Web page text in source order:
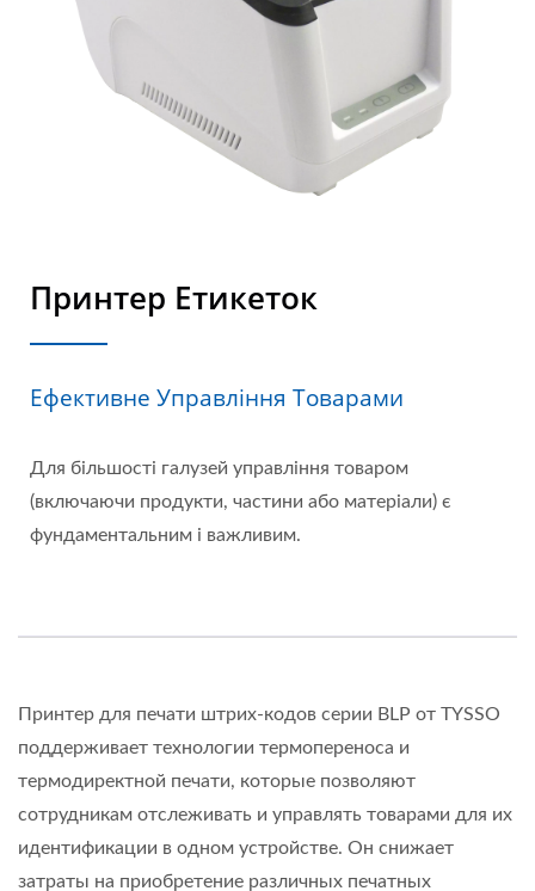
Принтер Етикеток
Ефективне Управління Товарами
Для більшості галузей управління товаром
(включаючи продукти, частини або матеріали) є
фундаментальним і важливим.
Принтер для печати штрих-кодов серии BLP от TYSSO
поддерживает технологии термопереноса и
термодиректной печати, которые позволяют
сотрудникам отслеживать и управлять товарами для их
идентификации в одном устройстве. Он снижает
затраты на приобретение различных печатных